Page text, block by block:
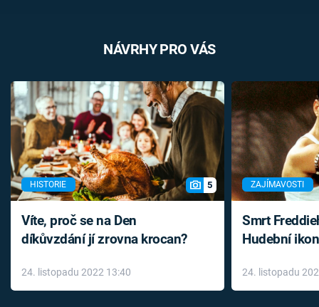
NÁVRHY PRO VÁS
HISTORIE 5
Víte, proč se na Den
díkůvzdání jí zrovna krocan?
24. listopadu 2022 13:40
ZAJÍMAVOSTI
Smrt
Hudební
léky
24. listopadu